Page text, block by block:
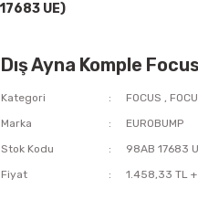
UE)
Dış Ayna Komple
Kategori FOCUS ,
Marka
EUROBUMP
Stok Kodu
98AB 17683
Fiyat
1.458,33 TL +